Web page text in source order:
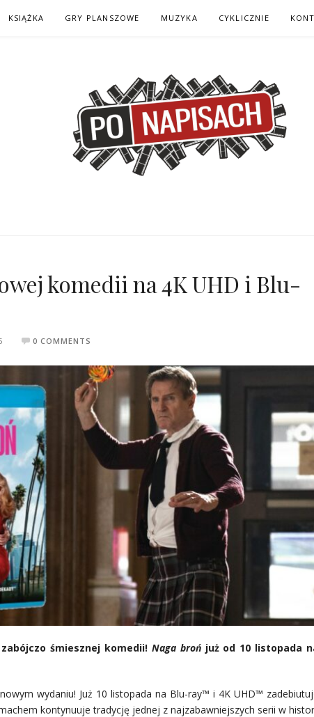
KSIĄŻKA GRY PLANSZOWE MUZYKA CYKLICZNIE
komedii na 4K UHD i Blu-
0 COMMENTS
śmiesznej komedii! Naga brońjuż od 10 listopada
wydaniu! Już 10 listopada na Blu-ray™ i 4K UHD™
kontynuuje tradycję jednej z najzabawniejszych serii w